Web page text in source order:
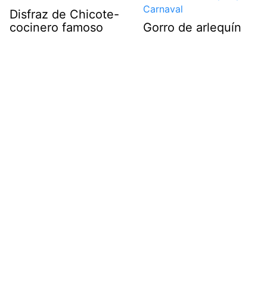
Disfraz de Chicote-
cocinero famoso
Gorro de arlequín